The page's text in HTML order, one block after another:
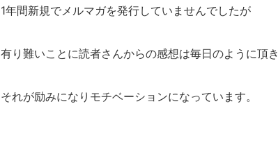
1年間新規でメルマガを発行していませんでしたが
有り難いことに読者さんからの感想は毎日のように頂き
それが励みになりモチベーションになっています。